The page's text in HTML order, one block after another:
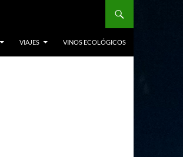
VIAJES VINOS ECOLÓGICOS